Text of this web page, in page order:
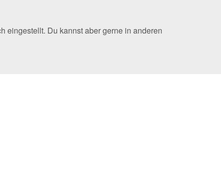
eingestellt. Du kannst aber gerne in anderen